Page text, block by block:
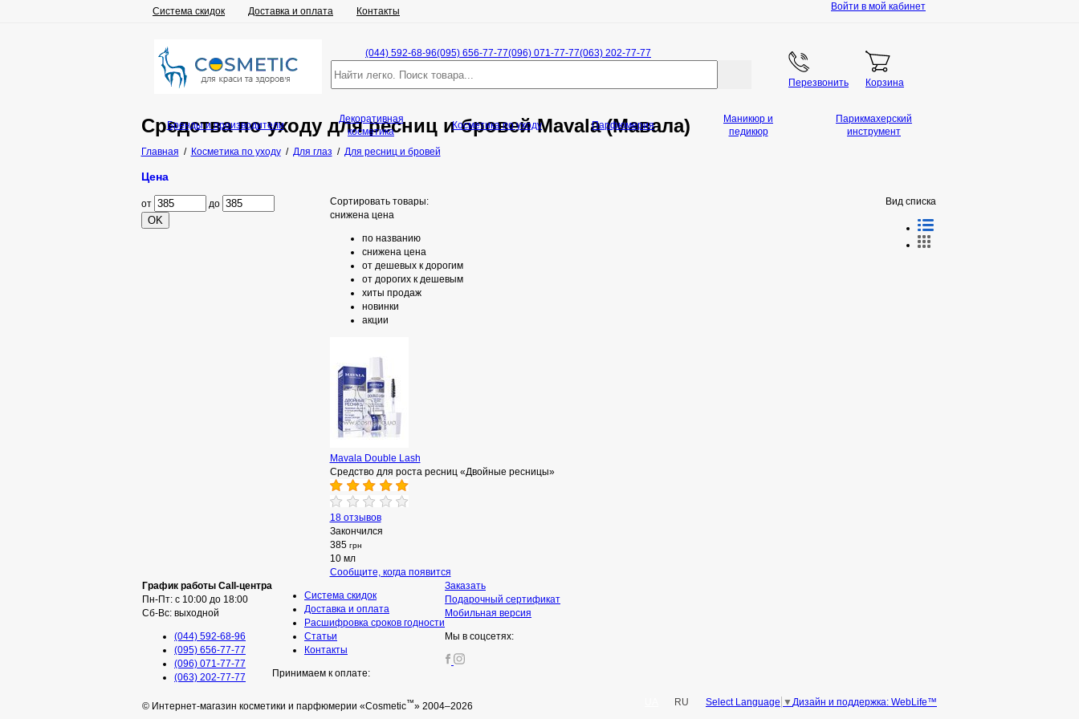
Система скидок Доставка и оплата Контакты Войти в мой кабинет
(044) 592-68-96(095) 656-77-77(096) 071-77-77(063) 202-77-77
Перезвонить Корзина
Средства по уходу для ресниц и бровей Mavala (Мавала)
Главная / Косметика по уходу/ Для глаз / Для ресниц и бровей
Вид списка
Сортировать товары:
снижена цена
по названию
снижена цена
от дешевых к дорогим
от дорогих к дешевым
хиты продаж
новинки
акции
Mavala Double Lash
Средство для роста ресниц «Двойные ресницы»
18 отзывов
Закончился
385 грн
10 мл
Сообщите, когда появится
Бренды и производители
Декоративная
косметика
Косметика по уходу Парфюмерия
Маникюр и
педикюр
Парикмахерский
инструмент
Цена
от до
OK
График работы Call-центра
Пн-Пт: с 10:00 до 18:00
Сб-Вс: выходной
(044) 592-68-96
(095) 656-77-77
(096) 071-77-77
(063) 202-77-77
Система скидок
Доставка и оплата
Расшифровка сроков годности
Статьи
Контакты
Принимаем к оплате:
Заказать
Подарочный сертификат
Мобильная версия
Мы в соцсетях:
© Интернет-магазин косметики и парфюмерии «Cosmetic™» 2004–2026 Дизайн и поддержка: WebLife™
Select Language ▼
RU